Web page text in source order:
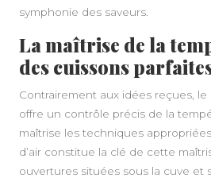
symphonie des saveurs.
La maîtrise de la
des cuissons
Contrairement aux idées reçues,
offre un contrôle précis de la
maîtrise les techniques
d’air constitue la clé de cette
ouvertures situées sous la cuve et